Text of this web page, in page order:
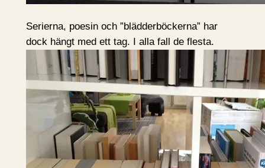
Serierna, poesin och ”blädderböckerna” har
dock hängt med ett tag. I alla fall de flesta.